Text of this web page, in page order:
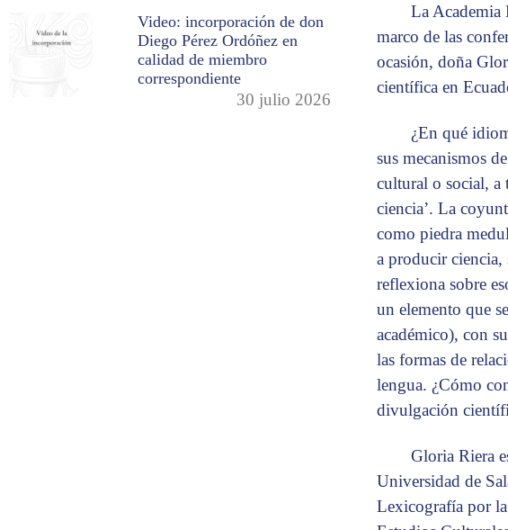
Video: incorporación de don
Diego Pérez Ordóñez en
calidad de miembro
correspondiente
30 julio 2026
La Academia
marco de las
ocasión, doña
científica en
¿En qué
sus mecanismos
cultural o social, a
ciencia’. La
como piedra
a producir ciencia,
reflexiona sobre
un elemento que
académico), con
las formas de
lengua. ¿Cómo
divulgación
Gloria Riera
Universidad de
Lexicografía por